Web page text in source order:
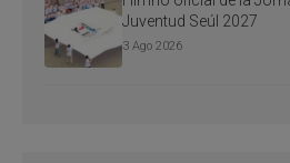
Juventud Seúl 2027
3 Ago 2026